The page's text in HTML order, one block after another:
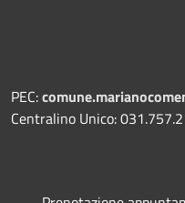
PEC:
Centralino Unico: